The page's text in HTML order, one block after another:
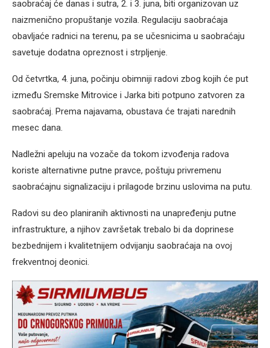
saobraćaj će danas i sutra, 2. i 3. juna, biti organizovan uz
naizmenično propuštanje vozila. Regulaciju saobraćaja
obavljaće radnici na terenu, pa se učesnicima u saobraćaju
savetuje dodatna opreznost i strpljenje.
Od četvrtka, 4. juna, počinju obimniji radovi zbog kojih će put
između Sremske Mitrovice i Jarka biti potpuno zatvoren za
saobraćaj. Prema najavama, obustava će trajati narednih
mesec dana.
Nadležni apeluju na vozače da tokom izvođenja radova
koriste alternativne putne pravce, poštuju privremenu
saobraćajnu signalizaciju i prilagode brzinu uslovima na putu.
Radovi su deo planiranih aktivnosti na unapređenju putne
infrastrukture, a njihov završetak trebalo bi da doprinese
bezbednijem i kvalitetnijem odvijanju saobraćaja na ovoj
frekventnoj deonici.